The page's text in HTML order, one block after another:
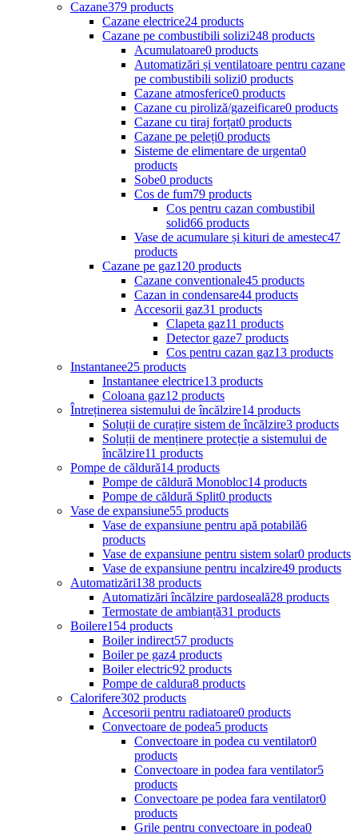
Cazane379 products
Cazane electrice24 products
Cazane pe combustibili solizi248 products
Acumulatoare0 products
Automatizări și ventilatoare pentru cazane
pe combustibili solizi0 products
Cazane atmosferice0 products
Cazane cu piroliză/gazeificare0 products
Cazane cu tiraj forțat0 products
Cazane pe peleți0 products
Sisteme de elimentare de urgenta0
products
Sobe0 products
Cos de fum79 products
Cos pentru cazan combustibil
solid66 products
Vase de acumulare și kituri de amestec47
products
Cazane pe gaz120 products
Cazane conventionale45 products
Cazan in condensare44 products
Accesorii gaz31 products
Clapeta gaz11 products
Detector gaze7 products
Cos pentru cazan gaz13 products
Instantanee25 products
Instantanee electrice13 products
Coloana gaz12 products
Întreținerea sistemului de încălzire14 products
Soluții de curațire sistem de încălzire3 products
Soluții de menținere protecție a sistemului de
încălzire11 products
Pompe de căldură14 products
Pompe de căldură Monobloc14 products
Pompe de căldură Split0 products
Vase de expansiune55 products
Vase de expansiune pentru apă potabilă6
products
Vase de expansiune pentru sistem solar0 products
Vase de expansiune pentru incalzire49 products
Automatizări138 products
Automatizări încălzire pardoseală28 products
Termostate de ambianță31 products
Boilere154 products
Boiler indirect57 products
Boiler pe gaz4 products
Boiler electric92 products
Pompe de caldura8 products
Calorifere302 products
Accesorii pentru radiatoare0 products
Convectoare de podea5 products
Convectoare in podea cu ventilator0
products
Convectoare in podea fara ventilator5
products
Convectoare pe podea fara ventilator0
products
Grile pentru convectoare in podea0